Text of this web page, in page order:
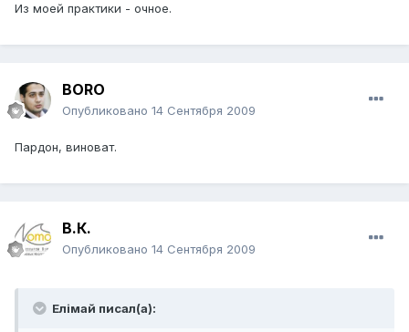
Из моей практики - очное.
BORO
Опубликовано 14 Сентября 2009
Пардон, виноват.
В.К.
Опубликовано 14 Сентября 2009
Елiмай писал(а):